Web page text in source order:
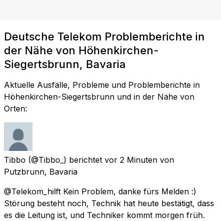
Deutsche Telekom Problemberichte in
der Nähe von Höhenkirchen-
Siegertsbrunn, Bavaria
Aktuelle Ausfälle, Probleme und Problemberichte in
Höhenkirchen-Siegertsbrunn und in der Nähe von
Orten:
Tibbo (@Tibbo_) berichtet vor 2 Minuten von
Putzbrunn, Bavaria
@Telekom_hilft Kein Problem, danke fürs Melden :)
Störung besteht noch, Technik hat heute bestätigt, dass
es die Leitung ist, und Techniker kommt morgen früh.